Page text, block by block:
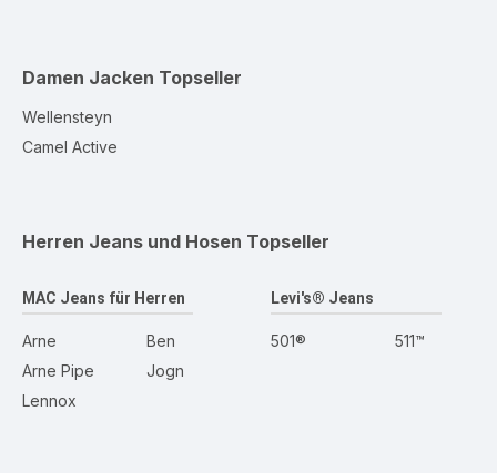
Damen Jacken Topseller
Wellensteyn
Camel Active
Herren Jeans und Hosen Topseller
MAC Jeans für Herren
Arne
Arne Pipe
Lennox
Ben
Jogn
Levi's® Jeans
501® 511™